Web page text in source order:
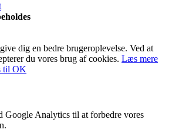
dig en bedre brugeroplevelse. Ved at
du vores brug af ​​cookies. Læs mere
til OK
Google Analytics til at forbedre vores